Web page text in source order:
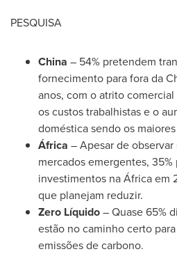
PESQUISA
China – 54% pretendem
fornecimento para fora da
anos, com o atrito
os custos trabalhistas e o
doméstica sendo os
África – Apesar de
mercados emergentes,
investimentos na África em
que planejam reduzir.
Zero Líquido– Quase 65%
estão no caminho certo
emissões de carbono.